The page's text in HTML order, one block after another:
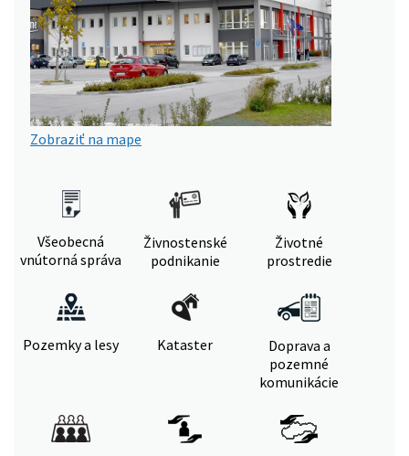
Zobraziť na mape
Všeobecná
vnútorná správa
Živnostenské
podnikanie
Životné
prostredie
Pozemky a lesy Kataster
Doprava a
pozemné
komunikácie